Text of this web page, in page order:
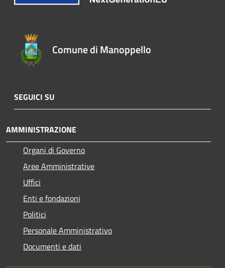
Comune di Manoppello
SEGUICI SU
AMMINISTRAZIONE
Organi di Governo
Aree Amministrative
Uffici
Enti e fondazioni
Politici
Personale Amministrativo
Documenti e dati